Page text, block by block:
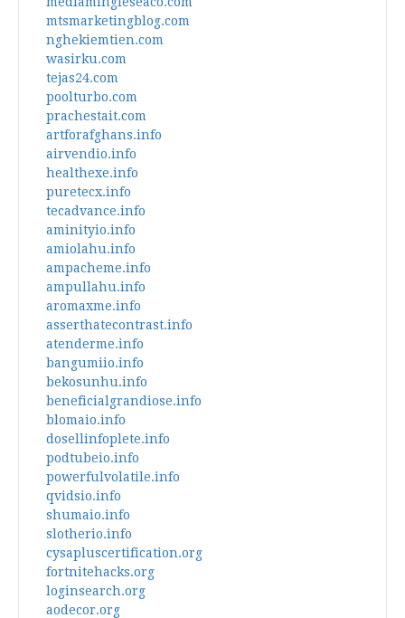
mtsmarketingblog.com
nghekiemtien.com
wasirku.com
tejas24.com
poolturbo.com
prachestait.com
artforafghans.info
airvendio.info
healthexe.info
puretecx.info
tecadvance.info
aminityio.info
amiolahu.info
ampacheme.info
ampullahu.info
aromaxme.info
asserthatecontrast.info
atenderme.info
bangumiio.info
bekosunhu.info
beneficialgrandiose.info
blomaio.info
dosellinfoplete.info
podtubeio.info
powerfulvolatile.info
qvidsio.info
shumaio.info
slotherio.info
cysapluscertification.org
fortnitehacks.org
loginsearch.org
aodecor.org